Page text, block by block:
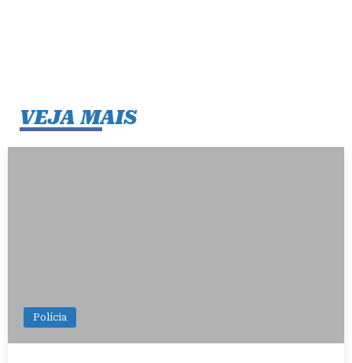
VEJA MAIS
Polícia